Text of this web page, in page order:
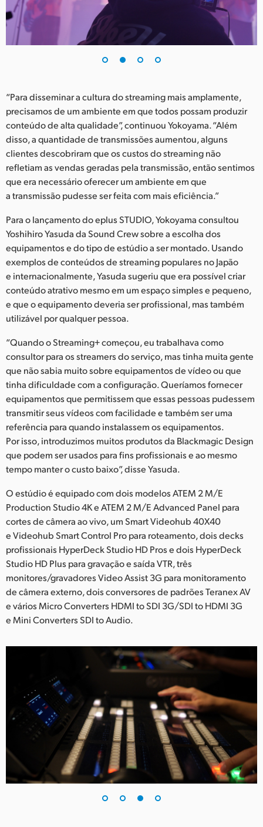
“Para disseminar a cultura do streaming mais amplamente,
precisamos de um ambiente em que todos possam produzir
conteúdo de alta qualidade”, continuou Yokoyama. “Além
disso, a quantidade de transmissões aumentou, alguns
clientes descobriram que os custos do streaming não
refletiam as vendas geradas pela transmissão, então sentimos
que era necessário oferecer um ambiente em que
a transmissão pudesse ser feita com mais eficiência.”
Para o lançamento do eplus STUDIO, Yokoyama consultou
Yoshihiro Yasuda da Sound Crew sobre a escolha dos
equipamentos e do tipo de estúdio a ser montado. Usando
exemplos de conteúdos de streaming populares no Japão
e internacionalmente, Yasuda sugeriu que era possível criar
conteúdo atrativo mesmo em um espaço simples e pequeno,
e que o equipamento deveria ser profissional, mas também
utilizável por qualquer pessoa.
“Quando o Streaming+ começou, eu trabalhava como
consultor para os streamers do serviço, mas tinha muita gente
que não sabia muito sobre equipamentos de vídeo ou que
tinha dificuldade com a configuração. Queríamos fornecer
equipamentos que permitissem que essas pessoas pudessem
transmitir seus vídeos com facilidade e também ser uma
referência para quando instalassem os equipamentos.
Por isso, introduzimos muitos produtos da Blackmagic Design
que podem ser usados para fins profissionais e ao mesmo
tempo manter o custo baixo”, disse Yasuda.
O estúdio é equipado com dois modelos ATEM 2 M/E
Production Studio 4K e ATEM 2 M/E Advanced Panel para
cortes de câmera ao vivo, um Smart Videohub 40X40
e Videohub Smart Control Pro para roteamento, dois decks
profissionais HyperDeck Studio HD Pros e dois HyperDeck
Studio HD Plus para gravação e saída VTR, três
monitores/gravadores Video Assist 3G para monitoramento
de câmera externo, dois conversores de padrões Teranex AV
e vários Micro Converters HDMI to SDI 3G/SDI to HDMI 3G
e Mini Converters SDI to Audio.